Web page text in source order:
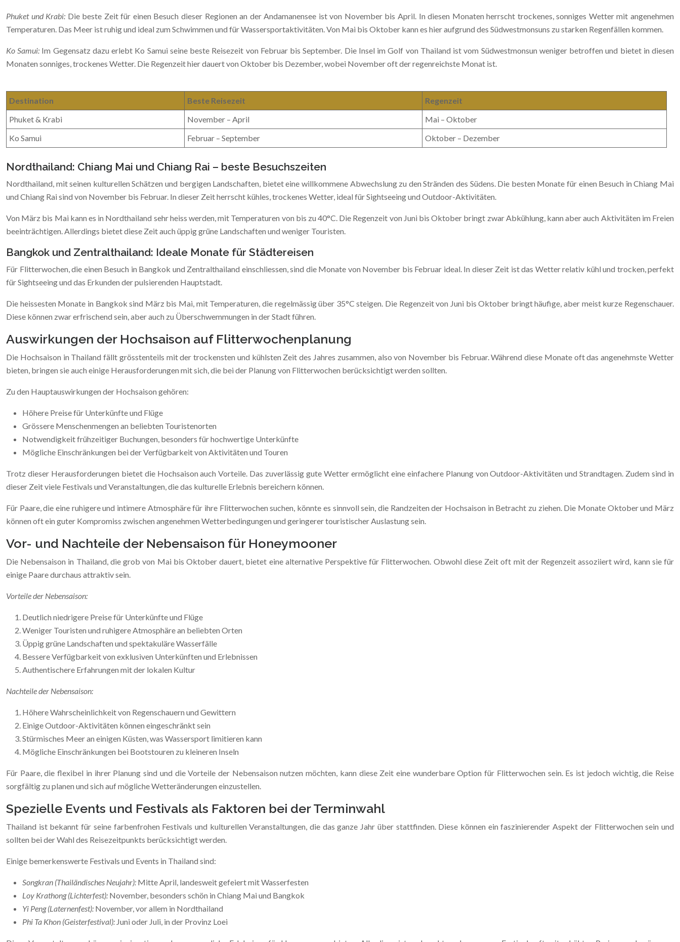
Phuket und Krabi: Die beste Zeit für einen Besuch dieser Regionen an der Andamanensee ist von November bis April. In diesen Monaten herrscht trockenes, sonniges Wetter mit angenehmen
Temperaturen. Das Meer ist ruhig und ideal zum Schwimmen und für Wassersportaktivitäten. Von Mai bis Oktober kann es hier aufgrund des Südwestmonsuns zu starken Regenfällen kommen.
Ko Samui: Im Gegensatz dazu erlebt Ko Samui seine beste Reisezeit von Februar bis September. Die Insel im Golf von Thailand ist vom Südwestmonsun weniger betroffen und bietet in diesen
Monaten sonniges, trockenes Wetter. Die Regenzeit hier dauert von Oktober bis Dezember, wobei November oft der regenreichste Monat ist.
Destination Beste Reisezeit
Regenzeit
Phuket & Krabi
November – April
Mai – Oktober
Ko Samui
Februar – September Oktober – Dezember
Nordthailand: Chiang Mai und Chiang Rai – beste Besuchszeiten
Nordthailand, mit seinen kulturellen Schätzen und bergigen Landschaften, bietet eine willkommene Abwechslung zu den Stränden des Südens. Die besten Monate für einen Besuch in Chiang Mai
und Chiang Rai sind von November bis Februar. In dieser Zeit herrscht kühles, trockenes Wetter, ideal für Sightseeing und Outdoor-Aktivitäten.
Von März bis Mai kann es in Nordthailand sehr heiss werden, mit Temperaturen von bis zu 40°C. Die Regenzeit von Juni bis Oktober bringt zwar Abkühlung, kann aber auch Aktivitäten im Freien
beeinträchtigen. Allerdings bietet diese Zeit auch üppig grüne Landschaften und weniger Touristen.
Bangkok und Zentralthailand: Ideale Monate für Städtereisen
Für Flitterwochen, die einen Besuch in Bangkok und Zentralthailand einschliessen, sind die Monate von November bis Februar ideal. In dieser Zeit ist das Wetter relativ kühl und trocken, perfekt
für Sightseeing und das Erkunden der pulsierenden Hauptstadt.
Die heissesten Monate in Bangkok sind März bis Mai, mit Temperaturen, die regelmässig über 35°C steigen. Die Regenzeit von Juni bis Oktober bringt häufige, aber meist kurze Regenschauer.
Diese können zwar erfrischend sein, aber auch zu Überschwemmungen in der Stadt führen.
Auswirkungen der Hochsaison auf Flitterwochenplanung
Die Hochsaison in Thailand fällt grösstenteils mit der trockensten und kühlsten Zeit des Jahres zusammen, also von November bis Februar. Während diese Monate oft das angenehmste Wetter
bieten, bringen sie auch einige Herausforderungen mit sich, die bei der Planung von Flitterwochen berücksichtigt werden sollten.
Zu den Hauptauswirkungen der Hochsaison gehören:
Höhere Preise für Unterkünfte und Flüge
Grössere Menschenmengen an beliebten Touristenorten
Notwendigkeit frühzeitiger Buchungen, besonders für hochwertige Unterkünfte
Mögliche Einschränkungen bei der Verfügbarkeit von Aktivitäten und Touren
Trotz dieser Herausforderungen bietet die Hochsaison auch Vorteile. Das zuverlässig gute Wetter ermöglicht eine einfachere Planung von Outdoor-Aktivitäten und Strandtagen. Zudem sind in
dieser Zeit viele Festivals und Veranstaltungen, die das kulturelle Erlebnis bereichern können.
Für Paare, die eine ruhigere und intimere Atmosphäre für ihre Flitterwochen suchen, könnte es sinnvoll sein, die Randzeiten der Hochsaison in Betracht zu ziehen. Die Monate Oktober und März
können oft ein guter Kompromiss zwischen angenehmen Wetterbedingungen und geringerer touristischer Auslastung sein.
Vor- und Nachteile der Nebensaison für Honeymooner
Die Nebensaison in Thailand, die grob von Mai bis Oktober dauert, bietet eine alternative Perspektive für Flitterwochen. Obwohl diese Zeit oft mit der Regenzeit assoziiert wird, kann sie für
einige Paare durchaus attraktiv sein.
Vorteile der Nebensaison:
Deutlich niedrigere Preise für Unterkünfte und Flüge
Weniger Touristen und ruhigere Atmosphäre an beliebten Orten
Üppig grüne Landschaften und spektakuläre Wasserfälle
Bessere Verfügbarkeit von exklusiven Unterkünften und Erlebnissen
Authentischere Erfahrungen mit der lokalen Kultur
Nachteile der Nebensaison:
Höhere Wahrscheinlichkeit von Regenschauern und Gewittern
Einige Outdoor-Aktivitäten können eingeschränkt sein
Stürmisches Meer an einigen Küsten, was Wassersport limitieren kann
Mögliche Einschränkungen bei Bootstouren zu kleineren Inseln
Für Paare, die flexibel in ihrer Planung sind und die Vorteile der Nebensaison nutzen möchten, kann diese Zeit eine wunderbare Option für Flitterwochen sein. Es ist jedoch wichtig, die Reise
sorgfältig zu planen und sich auf mögliche Wetteränderungen einzustellen.
Spezielle Events und Festivals als Faktoren bei der Terminwahl
Thailand ist bekannt für seine farbenfrohen Festivals und kulturellen Veranstaltungen, die das ganze Jahr über stattfinden. Diese können ein faszinierender Aspekt der Flitterwochen sein und
sollten bei der Wahl des Reisezeitpunkts berücksichtigt werden.
Einige bemerkenswerte Festivals und Events in Thailand sind:
Songkran (Thailändisches Neujahr): Mitte April, landesweit gefeiert mit Wasserfesten
Loy Krathong (Lichterfest): November, besonders schön in Chiang Mai und Bangkok
Yi Peng (Laternenfest): November, vor allem in Nordthailand
Phi Ta Khon (Geisterfestival): Juni oder Juli, in der Provinz Loei